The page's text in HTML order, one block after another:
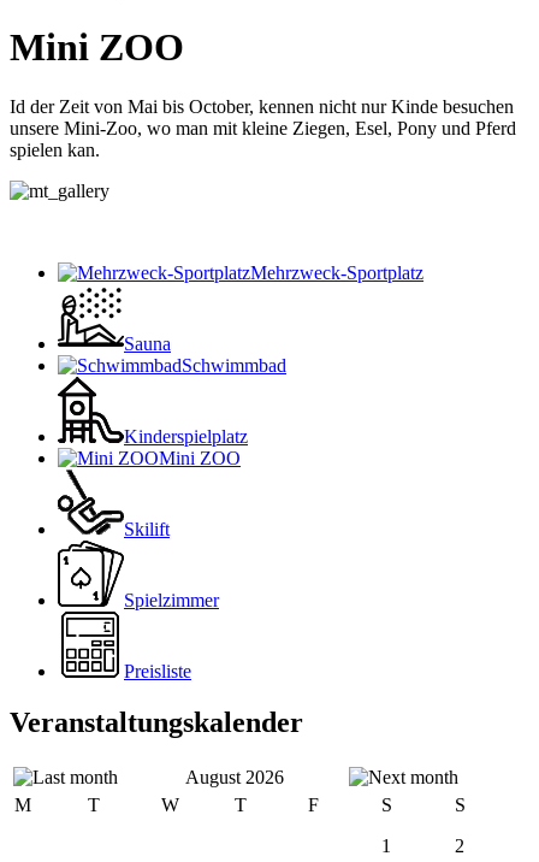
Mini ZOO
Id der Zeit von Mai bis October, kennen nicht nur Kinde besuchen
unsere Mini-Zoo, wo man mit kleine Ziegen, Esel, Pony und Pferd
spielen kan.
Mehrzweck-Sportplatz
Sauna
Schwimmbad
Kinderspielplatz
Mini ZOO
Skilift
Spielzimmer
Preisliste
Veranstaltungskalender
August 2026
M
T W T F S
S
1
2